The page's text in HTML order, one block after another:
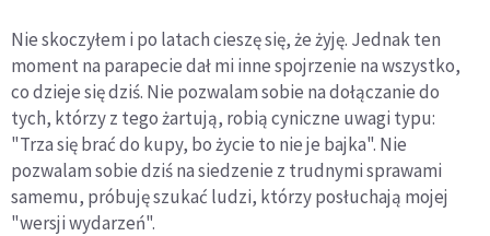
Nie skoczyłem i po latach cieszę się, że żyję. Jed­nak ten
moment na parapecie dał mi inne spojrzenie na wszystko,
co dzieje się dziś. Nie pozwalam sobie na dołączanie do
tych, którzy z tego żartują, robią cyniczne uwagi typu:
"Trza się brać do kupy, bo życie to nie je bajka". Nie
pozwalam sobie dziś na siedzenie z trudnymi sprawami
samemu, próbuję szukać ludzi, którzy posłuchają mojej
"wersji wydarzeń".